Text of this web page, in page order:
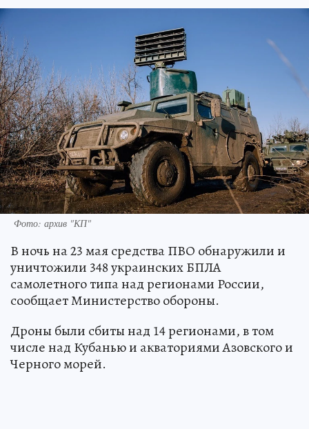
Фото: архив "КП"
В ночь на 23 мая средства ПВО обнаружили и
уничтожили 348 украинских БПЛА
самолетного типа над регионами России,
сообщает Министерство обороны.
Дроны были сбиты над 14 регионами, в том
числе над Кубанью и акваториями Азовского и
Черного морей.